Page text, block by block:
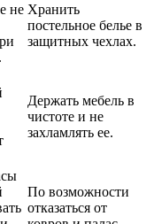
не Хранить
постельное белье в
защитных чехлах.
Держать мебель в
чистоте и не
захламлять ее.
По возможности
отказаться от